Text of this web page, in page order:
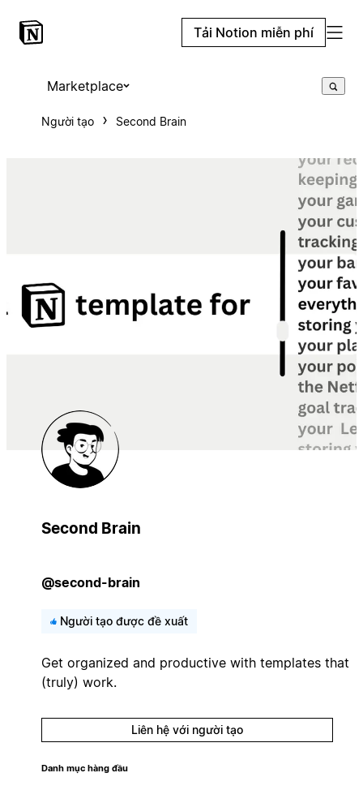
Tải Notion miễn phí
Marketplace
Người tạo Second Brain
Second Brain
@second-brain
Người tạo được đề xuất
Get organized and productive with templates that
(truly) work.
Liên hệ với người tạo
Danh mục hàng đầu